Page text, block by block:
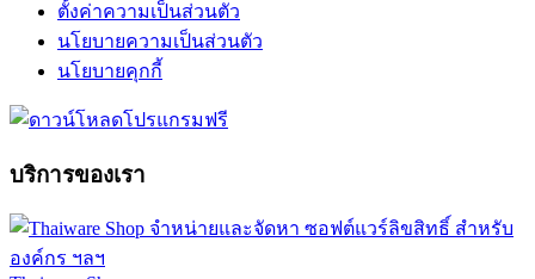
ตั้งค่าความเป็นส่วนตัว
นโยบายความเป็นส่วนตัว
นโยบายคุกกี้
บริการของเรา